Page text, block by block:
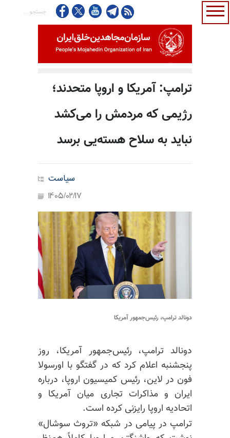
ترامپ: آمریکا و اروپا متحدند؛
رژیمی که مردمش را می‌کشد
نباید به سلاح هسته‌یی برسد
سیاست
1405/02/17
دونالد ترامپ، رئیس‌جمهور آمریکا
دونالد ترامپ، رئیس‌جمهور آمریکا، روز
پنجشنبه اعلام کرد که در گفتگو با اورسولا
فون در لاین، رئیس کمیسیون اروپا، درباره
ایران و مذاکرات تجاری میان آمریکا و
اتحادیه اروپا رایزنی کرده است.
ترامپ در پیامی در شبکه «تروث سوشال»